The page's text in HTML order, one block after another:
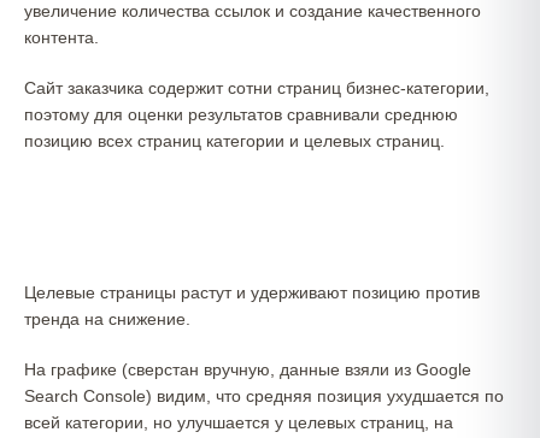
увеличение количества ссылок и создание качественного
контента.
Сайт заказчика содержит сотни страниц бизнес-категории,
поэтому для оценки результатов сравнивали среднюю
позицию всех страниц категории и целевых страниц.
Целевые страницы растут и удерживают позицию против
тренда на снижение.
На графике (сверстан вручную, данные взяли из Google
Search Console) видим, что средняя позиция ухудшается по
всей категории, но улучшается у целевых страниц, на